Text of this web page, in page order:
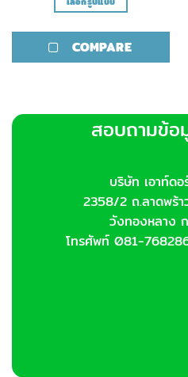
product
has
options
may
the
product
page
COMPARE
สอบถามข้อ
บริษัท เอาท์ด
2358/2 ถ.ลาดพร้
วังทองหลาง
โทรศัพท์ 081-